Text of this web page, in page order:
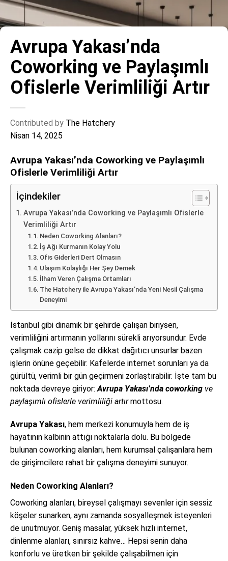
Avrupa Yakası’nda
Coworking ve Paylaşımlı
Ofislerle Verimliliği Artır
Contributed by The Hatchery
Nisan 14, 2025
Avrupa Yakası’nda Coworking ve Paylaşımlı
Ofislerle Verimliliği Artır
İçindekiler
Avrupa Yakası’nda Coworking ve Paylaşımlı Ofislerle
Verimliliği Artır
Neden Coworking Alanları?
İş Ağı Kurmanın Kolay Yolu
Ofis Giderleri Dert Olmasın
Ulaşım Kolaylığı Her Şey Demek
İlham Veren Çalışma Ortamları
The Hatchery ile Avrupa Yakası’nda Yeni Nesil Çalışma
Deneyimi
İstanbul gibi dinamik bir şehirde çalışan biriysen,
verimliliğini artırmanın yollarını sürekli arıyorsundur. Evde
çalışmak cazip gelse de dikkat dağıtıcı unsurlar bazen
işlerin önüne geçebilir. Kafelerde internet sorunları ya da
gürültü, verimli bir gün geçirmeni zorlaştırabilir. İşte tam bu
noktada devreye giriyor: Avrupa Yakası’nda coworking ve
paylaşımlı ofislerle verimliliği artırmottosu.
Avrupa Yakası, hem merkezi konumuyla hem de iş
hayatının kalbinin attığı noktalarla dolu. Bu bölgede
bulunan coworking alanları, hem kurumsal çalışanlara hem
de girişimcilere rahat bir çalışma deneyimi sunuyor.
Neden Coworking Alanları?
Coworking alanları, bireysel çalışmayı sevenler için sessiz
köşeler sunarken, aynı zamanda sosyalleşmek isteyenleri
de unutmuyor. Geniş masalar, yüksek hızlı internet,
dinlenme alanları, sınırsız kahve… Hepsi senin daha
konforlu ve üretken bir şekilde çalışabilmen için